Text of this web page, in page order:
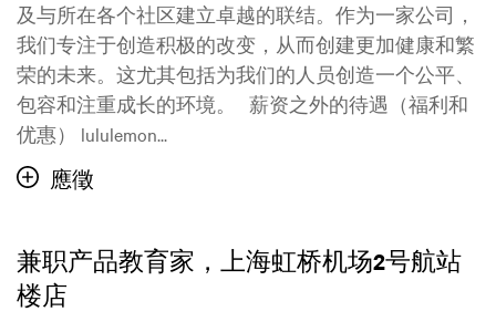
及与所在各个社区建立卓越的联结。作为一家公司，
我们专注于创造积极的改变，从而创建更加健康和繁
荣的未来。这尤其包括为我们的人员创造一个公平、
包容和注重成长的环境。 薪资之外的待遇（福利和
优惠） lululemon...
應徵
兼职产品教育家，上海虹桥机场2号航站
楼店